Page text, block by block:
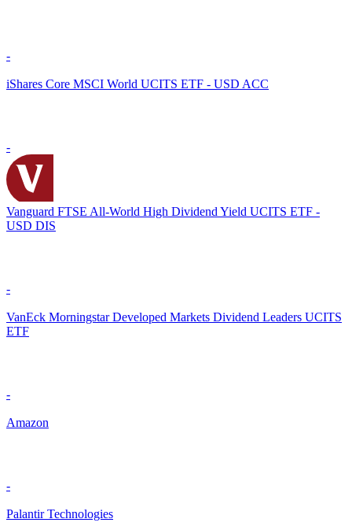
-
iShares Core MSCI World UCITS ETF - USD ACC
-
Vanguard FTSE All-World High Dividend Yield UCITS ETF -
USD DIS
-
VanEck Morningstar Developed Markets Dividend Leaders UCITS
ETF
-
Amazon
-
Palantir Technologies